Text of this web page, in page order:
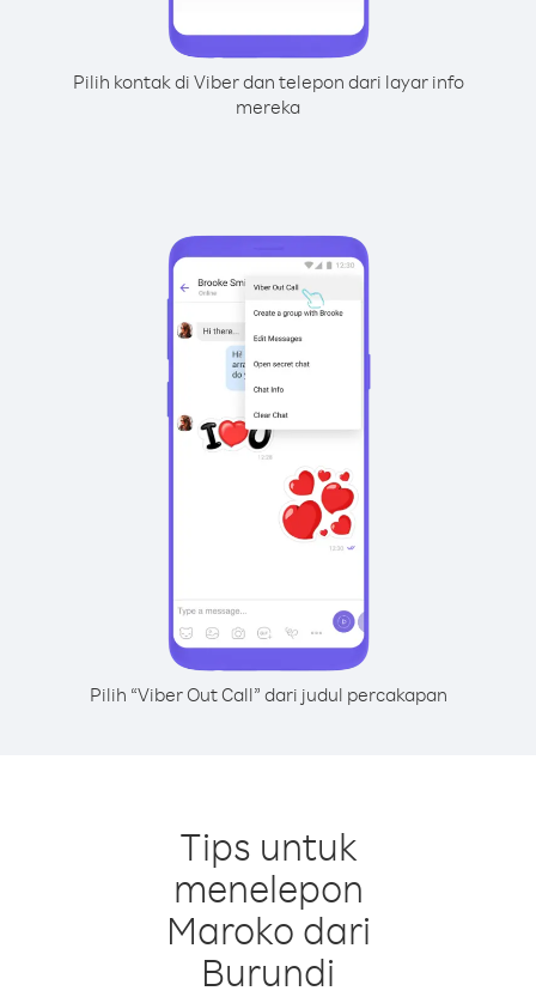
Pilih kontak di Viber dan telepon dari layar info
mereka
Pilih “Viber Out Call” dari judul percakapan
Tips untuk
menelepon
Maroko dari
Burundi